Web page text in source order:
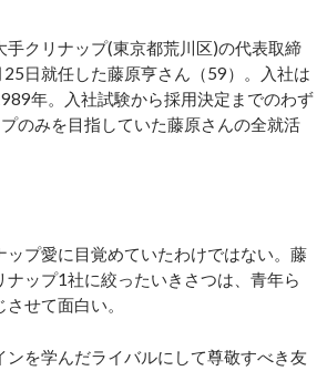
クリナップ(東京都荒川区)の代表取締
日就任した藤原亨さん（59）。入社は
年。入社試験から採用決定までのわず
のみを目指していた藤原さんの全就活
プ愛に目覚めていたわけではない。藤
ナップ1社に絞ったいきさつは、青年ら
せて面白い。
を学んだライバルにして尊敬すべき友